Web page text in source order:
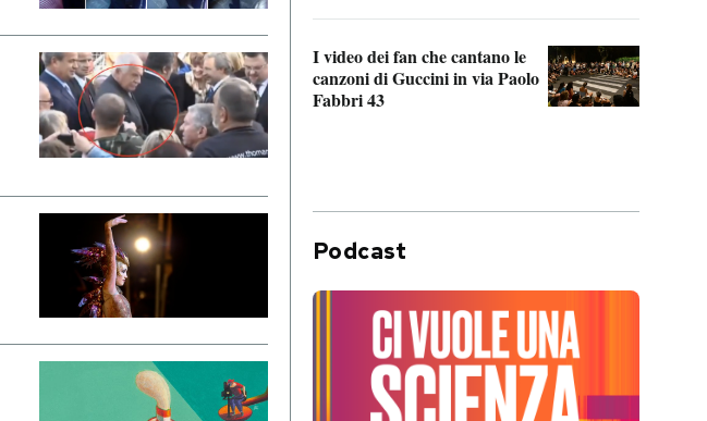
I video dei fan che cantano le
canzoni di Guccini in via Paolo
Fabbri 43
Podcast